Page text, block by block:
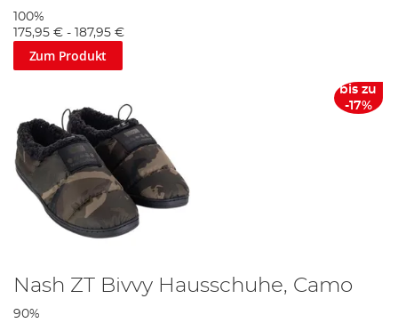
100%
175,95 € - 187,95 €
Zum Produkt
bis zu
-17%
Nash ZT Bivvy Hausschuhe, Camo
90%